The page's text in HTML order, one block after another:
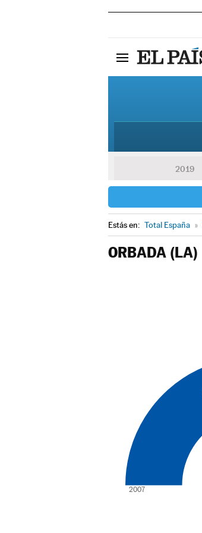
2019
Estás en: Total España »
ORBADA (LA)
2007